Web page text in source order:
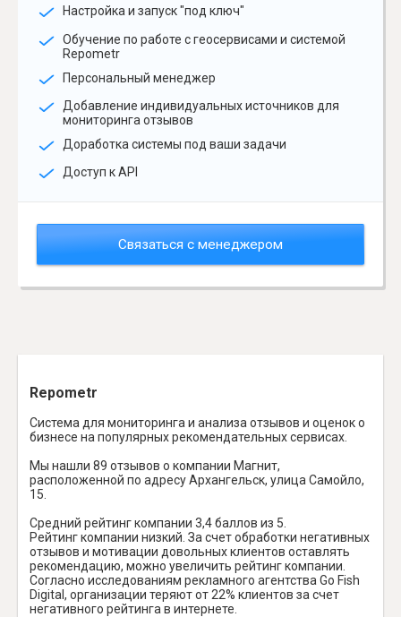
Настройка и запуск "под ключ"
Обучение по работе с геосервисами и системой
Repometr
Персональный менеджер
Добавление индивидуальных источников для
мониторинга отзывов
Доработка системы под ваши задачи
Доступ к API
Связаться с менеджером
Repometr
Система для мониторинга и анализа отзывов и оценок о
бизнесе на популярных рекомендательных сервисах.
Мы нашли 89 отзывов о компании Магнит,
расположенной по адресу Архангельск, улица Самойло,
15.
Средний рейтинг компании 3,4 баллов из 5.
Рейтинг компании низкий. За счет обработки негативных
отзывов и мотивации довольных клиентов оставлять
рекомендацию, можно увеличить рейтинг компании.
Согласно исследованиям рекламного агентства Go Fish
Digital, организации теряют от 22% клиентов за счет
негативного рейтинга в интернете.